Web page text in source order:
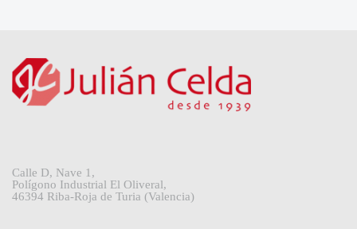
Calle D, Nave 1,
Polígono Industrial El Oliveral,
46394 Riba-Roja de Turia (Valencia)